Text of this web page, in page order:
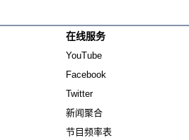
在线服务
YouTube
Facebook
Twitter
新闻聚合
节目频率表